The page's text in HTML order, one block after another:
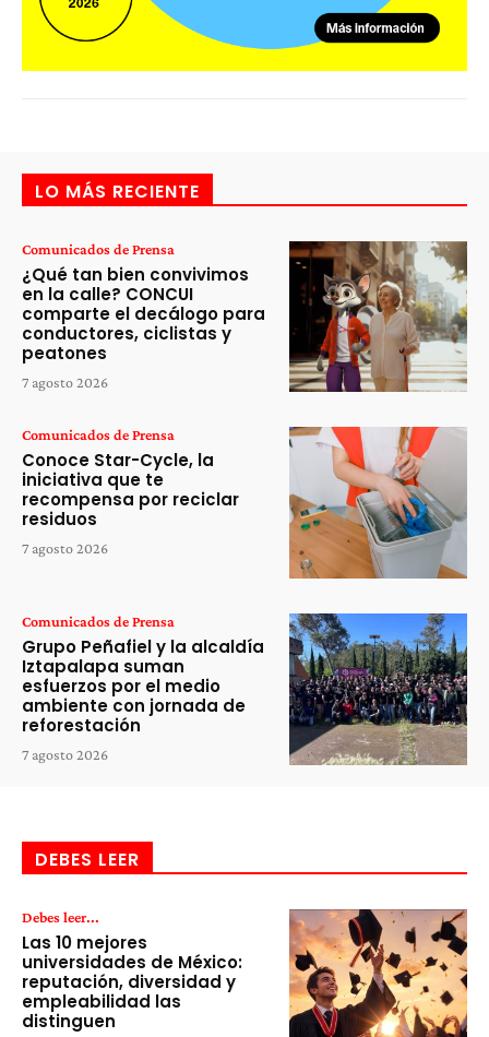
LO MÁS RECIENTE
Comunicados de Prensa
¿Qué tan bien convivimos
en la calle? CONCUI
comparte el decálogo para
conductores, ciclistas y
peatones
7 agosto 2026
Comunicados de Prensa
Conoce Star-Cycle, la
iniciativa que te
recompensa por reciclar
residuos
7 agosto 2026
Comunicados de Prensa
Grupo Peñafiel y la alcaldía
Iztapalapa suman
esfuerzos por el medio
ambiente con jornada de
reforestación
7 agosto 2026
DEBES LEER
Debes leer...
Las 10 mejores
universidades de México:
reputación, diversidad y
empleabilidad las
distinguen